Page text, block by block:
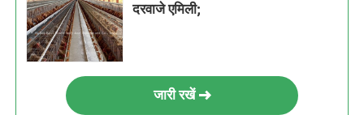
दरवाजे एमिली;
जारी रखें